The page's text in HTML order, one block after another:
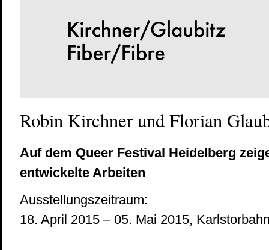
Robin Kirchner und Florian
Auf dem Queer Festival Heidelberg
entwickelte Arbeiten
Ausstellungszeitraum:
18. April 2015 – 05. Mai 2015,